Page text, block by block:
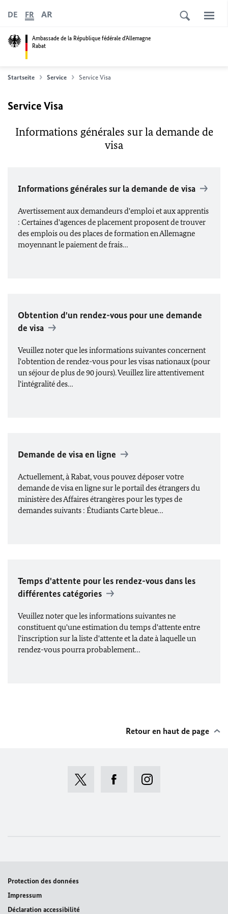
Ambassade de la République fédérale d'Allemagne
Rabat
DE FR AR
Startseite Service Service Visa
Service Visa
Informations générales sur la demande de
visa
Informations générales sur la demande de visa
Avertissement aux demandeurs d'emploi et aux apprentis
: Certaines d'agences de placement proposent de trouver
des emplois ou des places de formation en Allemagne
moyennant le paiement de frais…
Obtention d'un rendez-vous pour une demande
de visa
Veuillez noter que les informations suivantes concernent
l'obtention de rendez-vous pour les visas nationaux (pour
un séjour de plus de 90 jours). Veuillez lire attentivement
l'intégralité des…
Demande de visa en ligne
Actuellement, à Rabat, vous pouvez déposer votre
demande de visa en ligne sur le portail des étrangers du
ministère des Affaires étrangères pour les types de
demandes suivants : Étudiants Carte bleue…
Temps d'attente pour les rendez-vous dans les
différentes catégories
Veuillez noter que les informations suivantes ne
constituent qu'une estimation du temps d'attente entre
l'inscription sur la liste d'attente et la date à laquelle un
rendez-vous pourra probablement…
Retour en haut de page
Protection des données
Impressum
Déclaration accessibilité